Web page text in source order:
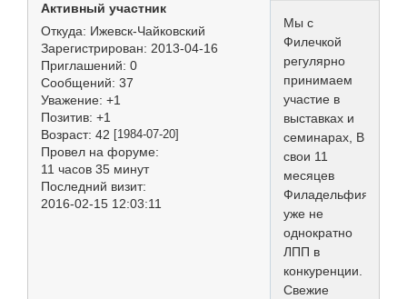
Активный участник
Откуда: Ижевск-Чайковский
Зарегистрирован: 2013-04-16
Приглашений: 0
Сообщений: 37
Уважение: +1
Позитив: +1
Возраст: 42 [1984-07-20]
Провел на форуме:
11 часов 35 минут
Последний визит:
2016-02-15 12:03:11
Мы с
Филечкой
регулярно
принимаем
участие в
выставках и
семинарах, В
свои 11
месяцев
Филадельфия
уже не
однократно
ЛПП в
конкуренции.
Свежие